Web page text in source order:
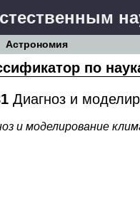
Астрономия
по
Диагноз и
и моделирование